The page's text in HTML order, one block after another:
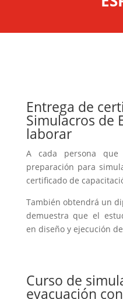
Entrega de
Simulacros de
laborar
A cada persona
preparación para
certificado de
También obtendrá un
demuestra que el
en diseño y ejecución
Curso de
evacuación